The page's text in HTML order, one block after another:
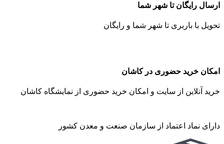
ارسال رایگان تا شهر شما
تحویل با باربری تا شهر شما و رایگان
امکان خرید حضوری در کاشان
خرید آنلاین از سایت و امکان خرید حضوری از نمایشگاه کاشان
دارای نماد اعتماد از سازمان صنعت و معدن کشور